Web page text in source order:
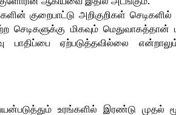
குறைபாட்டு அறிகுறிகள் செடிகளில்
செடிகளுக்கு மிகவும் மெதுவாகத்தான்
பாதிப்பை ஏற்படுத்தவில்லை
உரங்களில் இரண்டு முதல்